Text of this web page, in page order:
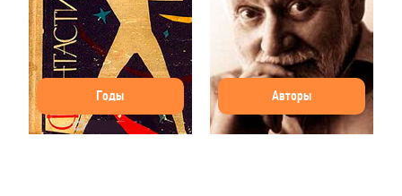
Годы Авторы